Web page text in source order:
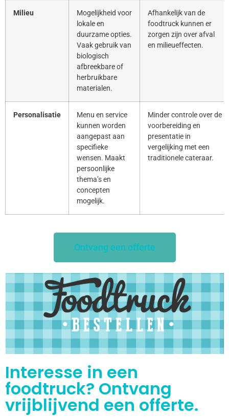
Milieu
Mogelijkheid voor
lokale en
duurzame opties.
Vaak gebruik van
biologisch
afbreekbare of
herbruikbare
materialen.
Afhankelijk van de
foodtruck kunnen er
zorgen zijn over afval
en milieueffecten.
Personalisatie
Menu en service
kunnen worden
aangepast aan
specifieke
wensen. Maakt
persoonlijke
thema’s en
concepten
mogelijk.
Minder controle over de
voorbereiding en
presentatie in
vergelijking met een
traditionele cateraar.
Ontvang een offerte
Interesse in een
foodtruck? Ontvang
vrijblijvend een offerte.